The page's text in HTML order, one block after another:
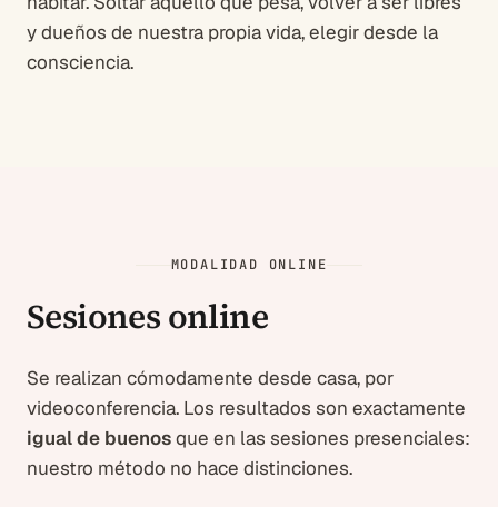
y dueños de nuestra propia vida, elegir desde la
consciencia.
MODALIDAD ONLINE
Sesiones online
Se realizan cómodamente desde casa, por
videoconferencia. Los resultados son exactamente
igual de buenosque en las sesiones presenciales:
nuestro método no hace distinciones.